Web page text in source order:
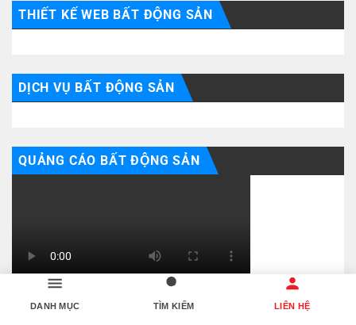
THIẾT KẾ WEB BẤT ĐỘNG SẢN
DỊCH VỤ BẤT ĐỘNG SẢN
QUẢNG CÁO BẤT ĐỘNG SẢN
DANH MỤC TÌM KIẾM LIÊN HỆ